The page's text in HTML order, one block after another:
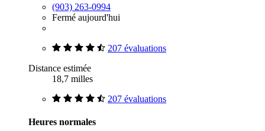
(903) 263-0994
Fermé aujourd'hui
207 évaluations
Distance estimée
18,7 milles
207 évaluations
Heures normales